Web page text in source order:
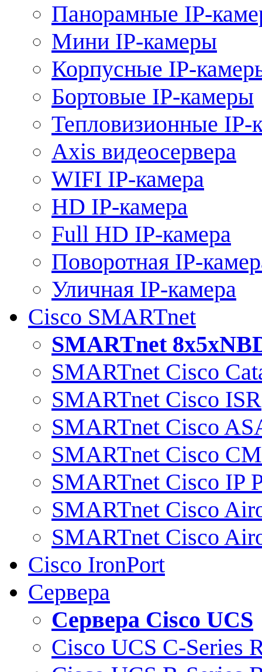
Панорамные IP-
Мини IP-камеры
Корпусные IP-
Бортовые IP-камеры
Тепловизионные IP-
Axis видеосервера
WIFI IP-камера
HD IP-камера
Full HD IP-камера
Поворотная IP-
Уличная IP-камера
Cisco SMARTnet
SMARTnet
SMARTnet Cisco
SMARTnet Cisco ISR
SMARTnet Cisco
SMARTnet Cisco
SMARTnet Cisco IP
SMARTnet Cisco
SMARTnet Cisco
Cisco IronPort
Сервера
Сервера Cisco UCS
Cisco UCS C-Series